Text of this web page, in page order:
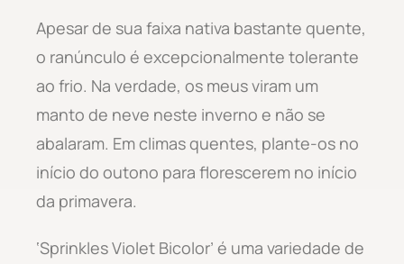
Apesar de sua faixa nativa bastante quente,
o ranúnculo é excepcionalmente tolerante
ao frio. Na verdade, os meus viram um
manto de neve neste inverno e não se
abalaram. Em climas quentes, plante-os no
início do outono para florescerem no início
da primavera.
‘Sprinkles Violet Bicolor’ é uma variedade de